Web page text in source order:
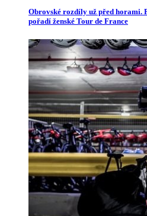
Obrovské rozdíly už před horami.
pořadí ženské Tour de France